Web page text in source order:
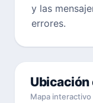
y las
errores.
Ubicación
Mapa interactivo